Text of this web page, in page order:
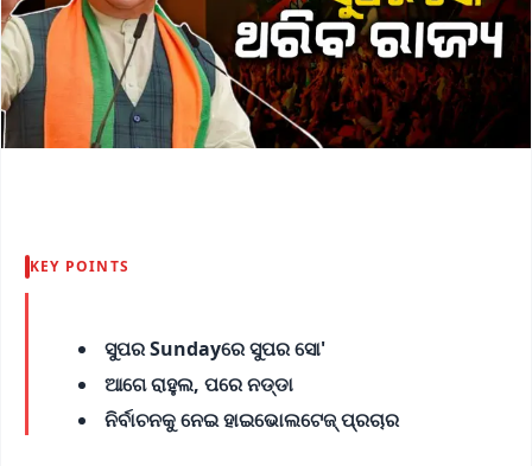
KEY POINTS
ସୁପର Sundayରେ ସୁପର ସୋ'
ଆଗେ ରାହୁଲ, ପରେ ନଡ୍ଡା
ନିର୍ବାଚନକୁ ନେଇ ହାଇଭୋଲଟେଜ୍‌ ପ୍ରଚାର